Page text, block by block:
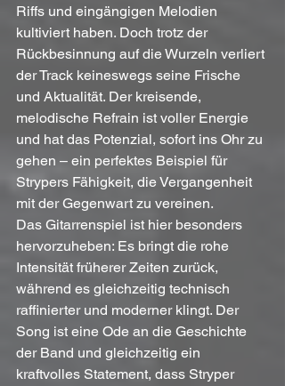
Riffs und eingängigen Melodien
kultiviert haben. Doch trotz der
Rückbesinnung auf die Wurzeln verliert
der Track keineswegs seine Frische
und Aktualität. Der kreisende,
melodische Refrain ist voller Energie
und hat das Potenzial, sofort ins Ohr zu
gehen – ein perfektes Beispiel für
Strypers Fähigkeit, die Vergangenheit
mit der Gegenwart zu vereinen.
Das Gitarrenspiel ist hier besonders
hervorzuheben: Es bringt die rohe
Intensität früherer Zeiten zurück,
während es gleichzeitig technisch
raffinierter und moderner klingt. Der
Song ist eine Ode an die Geschichte
der Band und gleichzeitig ein
kraftvolles Statement, dass Stryper